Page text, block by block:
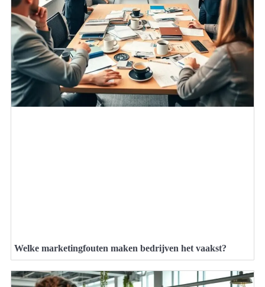
Welke marketingfouten maken bedrijven het vaakst?